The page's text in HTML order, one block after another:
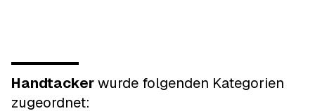
Handtacker wurde folgenden Kategorien
zugeordnet: